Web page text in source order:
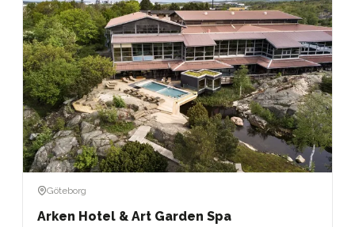
Göteborg
Arken Hotel & Art Garden Spa